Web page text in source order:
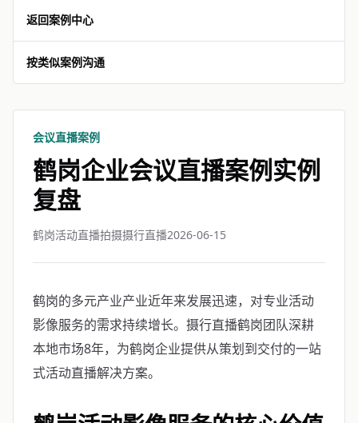
返回案例中心
按类似案例沟通
会议直播案例
鹤岗企业会议直播案例实例
复盘
鹤岗活动直播拍摄摄行直播2026-06-15
鹤岗的多元产业产业近年来发展迅速，对专业活动
影像服务的需求持续增长。摄行直播鹤岗团队深耕
本地市场8年，为鹤岗企业提供从策划到交付的一站
式活动直播解决方案。